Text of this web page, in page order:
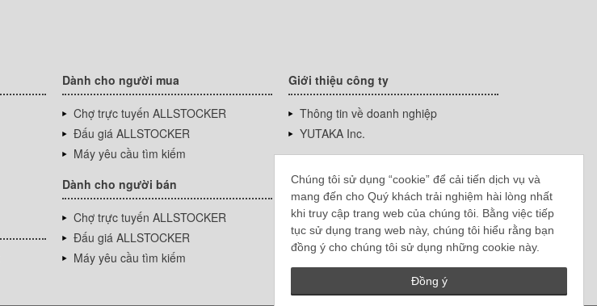
Chúng tôi sử dụng “cookie” để cải tiến dịch vụ và
mang đến cho Quý khách trải nghiệm hài lòng nhất
khi truy cập trang web của chúng tôi. Bằng việc tiếp
tục sử dụng trang web này, chúng tôi hiểu rằng bạn
đồng ý cho chúng tôi sử dụng những cookie này.
Đồng ý
Dành cho người mua
Chợ trực tuyến ALLSTOCKER
Đấu giá ALLSTOCKER
Máy yêu cầu tìm kiếm
Dành cho người bán
Chợ trực tuyến ALLSTOCKER
Đấu giá ALLSTOCKER
Máy yêu cầu tìm kiếm
Giới thiệu công ty
Thông tin về doanh nghiệp
YUTAKA Inc.